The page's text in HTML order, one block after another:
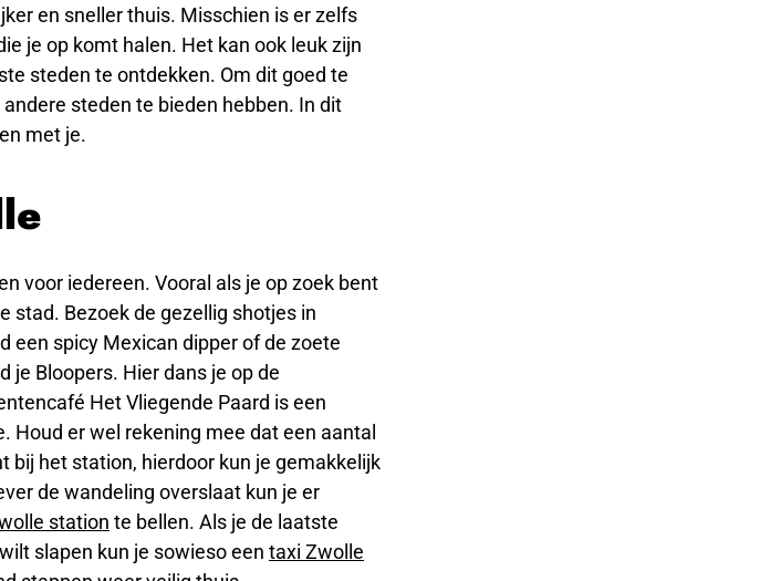
en sneller thuis. Misschien is er zelfs
je op komt halen. Het kan ook leuk zijn
steden te ontdekken. Om dit goed te
steden te bieden hebben. In dit
met je.
voor iedereen. Vooral als je op zoek bent
stad. Bezoek de gezellig shotjes in
een spicy Mexican dipper of de zoete
je Bloopers. Hier dans je op de
Het Vliegende Paard is een
Houd er wel rekening mee dat een aantal
bij het station, hierdoor kun je gemakkelijk
de wandeling overslaat kun je er
station te bellen. Als je de laatste
slapen kun je sowieso een taxi Zwolle